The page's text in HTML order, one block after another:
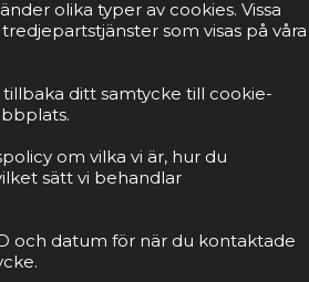
olika typer av cookies. Vissa
som visas på våra
ditt samtycke till cookie-
om vilka vi är, hur du
sätt vi behandlar
och datum för när du kontaktade